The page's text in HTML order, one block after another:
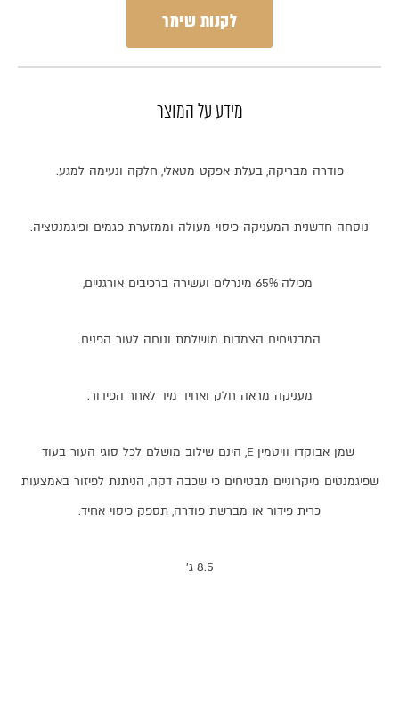
לקנות שימר
מידע על המוצר
פודרה מבריקה,בעלת אפקט מטאלי, חלקה ונעימה למגע.
נוסחה חדשנית המעניקה כיסוי מעולה וממזערת פגמים ופיגמנטציה.
מכילה מינרלים ועשירה ברכיבים אורגניים,
המבטיחים הצמדות מושלמת ונוחה לעור הפנים.
מעניקה מראה חלק ואחיד מיד לאחר הפידור.
שמן אבוקדו וויטמין E, הינם שילוב מושלם לכל סוגי העור בעוד
שפיגמנטים מיקרוניים מבטיחים כי שכבה דקה, הניתנת לפיזור באמצעות
כרית פידור או מברשת פודרה, תספק כיסוי אחיד.
8.5 ג'